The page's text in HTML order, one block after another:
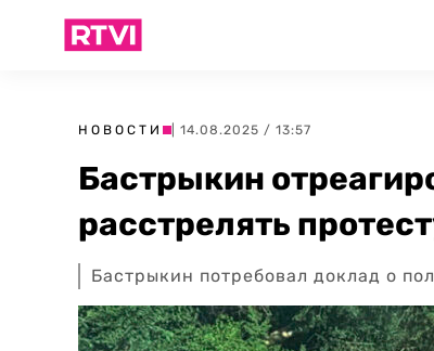
НОВОСТИ | 14.08.2025 / 13:57
Бастрыкин
расстрелять
Бастрыкин потребовал доклад о